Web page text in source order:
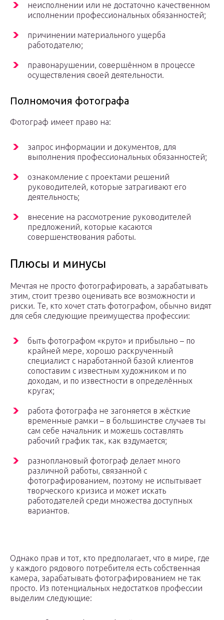
неисполнении или не достаточно качественном
исполнении профессиональных обязанностей;
причинении материального ущерба
работодателю;
правонарушении, совершённом в процессе
осуществления своей деятельности.
Полномочия фотографа
Фотограф имеет право на:
запрос информации и документов, для
выполнения профессиональных обязанностей;
ознакомление с проектами решений
руководителей, которые затрагивают его
деятельность;
внесение на рассмотрение руководителей
предложений, которые касаются
совершенствования работы.
Плюсы и минусы
Мечтая не просто фотографировать, а зарабатывать
этим, стоит трезво оценивать все возможности и
риски. Те, кто хочет стать фотографом, обычно видят
для себя следующие преимущества профессии:
быть фотографом «круто» и прибыльно – по
крайней мере, хорошо раскрученный
специалист с наработанной базой клиентов
сопоставим с известным художником и по
доходам, и по известности в определённых
кругах;
работа фотографа не загоняется в жёсткие
временные рамки – в большинстве случаев ты
сам себе начальник и можешь составлять
рабочий график так, как вздумается;
разноплановый фотограф делает много
различной работы, связанной с
фотографированием, поэтому не испытывает
творческого кризиса и может искать
работодателей среди множества доступных
вариантов.
Однако прав и тот, кто предполагает, что в мире, где
у каждого рядового потребителя есть собственная
камера, зарабатывать фотографированием не так
просто. Из потенциальных недостатков профессии
выделим следующие: